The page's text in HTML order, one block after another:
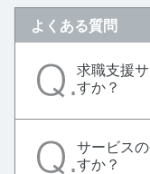
よくある質問
求職支援
すか？
サービス
すか？